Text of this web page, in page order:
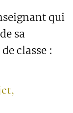
qui
sa
classe :